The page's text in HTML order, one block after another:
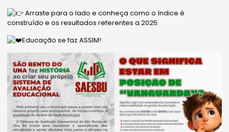
Arraste para o lado e conheça como o índice é
construído e os resultados referentes a 2025.
Educação se faz ASSIM!